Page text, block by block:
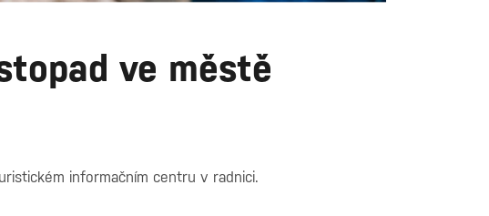
ve městě
informačním centru v radnici.